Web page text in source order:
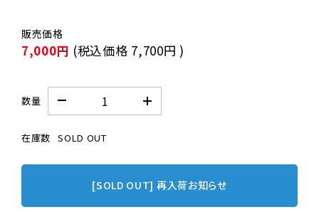
7,000円 (税込価格 7,700円 )
数量
在庫数 SOLD OUT
[SOLD OUT] 再入荷お知らせ